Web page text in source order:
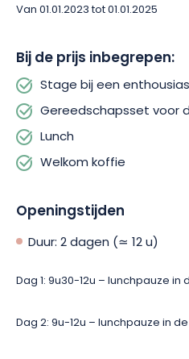
diepgaande ervaring in de kunst
Van 01.01.2023 tot 01.01.2025
Bij de prijs inbegrepen:
Stage bij een
Gereedschapsset voor
Lunch
Welkom koffie
Openingstijden
Duur: 2 dagen (≃ 12 u)
Dag 1: 9u30-12u – lunchpauze
Dag 2: 9u-12u – lunchpauze in